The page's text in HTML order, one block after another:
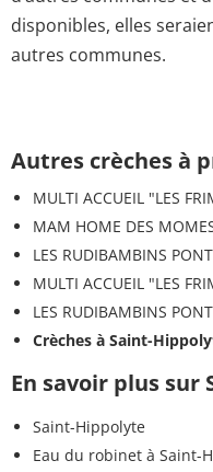
disponibles, elles
autres communes.
Autres crèches à
MULTI ACCUEIL "LES
MAM HOME DES
LES RUDIBAMBINS
MULTI ACCUEIL "LES
LES RUDIBAMBINS
Crèches à Saint-
En savoir plus sur
Saint-Hippolyte
Eau du robinet à Saint-